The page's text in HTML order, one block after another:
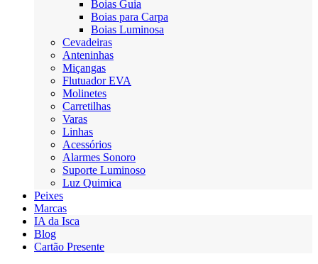
Boias Guia
Boias para Carpa
Boias Luminosa
Cevadeiras
Anteninhas
Miçangas
Flutuador EVA
Molinetes
Carretilhas
Varas
Linhas
Acessórios
Alarmes Sonoro
Suporte Luminoso
Luz Quimica
Peixes
Marcas
IA da Isca
Blog
Cartão Presente